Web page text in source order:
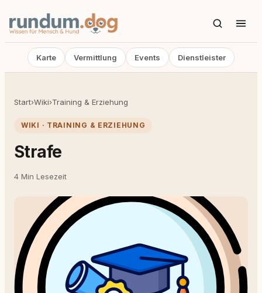
Karte Vermittlung Events Dienstleister
Start›Wiki›Training & Erziehung
WIKI · TRAINING & ERZIEHUNG
Strafe
4 Min Lesezeit